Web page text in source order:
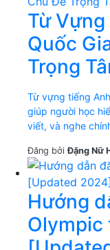
Từ
Quốc
Trọng
Từ vựng tiếng
giúp người học
viết, và nghe
Đăng bởiĐặng Nữ
Hướng
Olympic